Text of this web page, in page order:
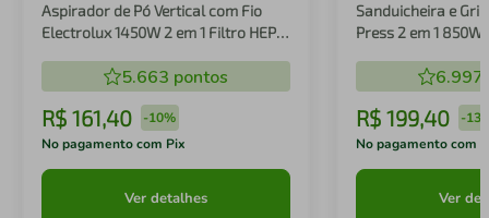
Aspirador de Pó Vertical com Fio
Electrolux 1450W 2 em 1 Filtro HEPA
5.663 pontos
R$ 161,40 -10%
No pagamento com Pix
Ver detalhes
Sanduicheira e
Press 2 em 1 850W
6.997
R$ 199,40 -
No pagamento com
Ver